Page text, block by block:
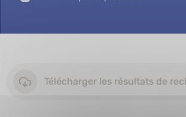
Télécharger les résultats de